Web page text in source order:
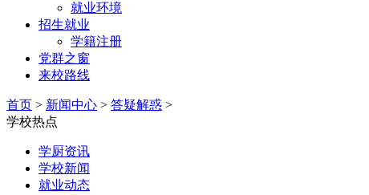
就业环境
招生就业
学籍注册
党群之窗
来校路线
首页 > 新闻中心 > 答疑解惑 >
学校热点
学厨资讯
学校新闻
就业动态